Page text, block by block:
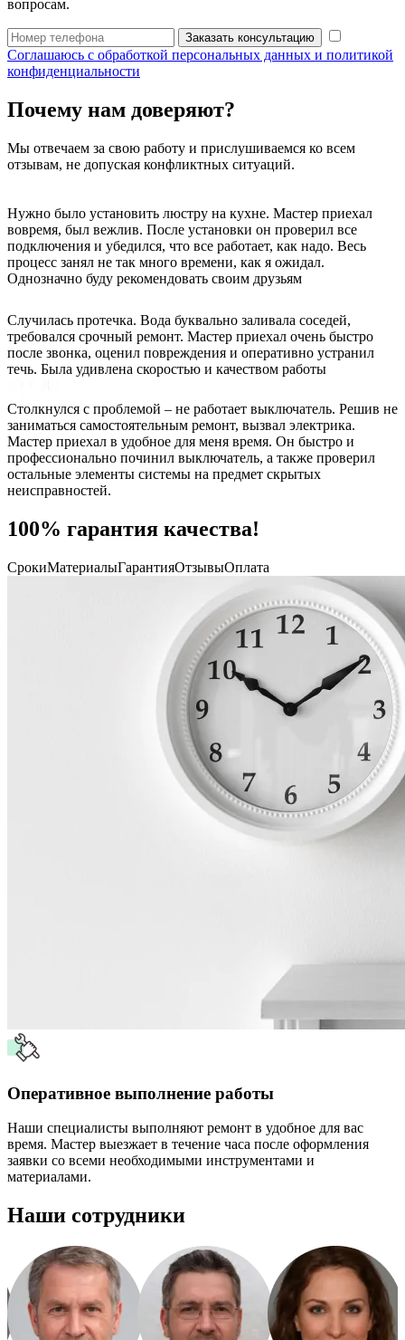
вопросам.
Заказать консультацию
Соглашаюсь с обработкой персональных данных и политикой
конфиденциальности
Почему нам доверяют?
Мы отвечаем за свою работу и прислушиваемся ко всем
отзывам, не допуская конфликтных ситуаций.
Нужно было установить люстру на кухне. Мастер приехал
вовремя, был вежлив. После установки он проверил все
подключения и убедился, что все работает, как надо. Весь
процесс занял не так много времени, как я ожидал.
Однозначно буду рекомендовать своим друзьям
Случилась протечка. Вода буквально заливала соседей,
требовался срочный ремонт. Мастер приехал очень быстро
после звонка, оценил повреждения и оперативно устранил
течь. Была удивлена скоростью и качеством работы
Столкнулся с проблемой – не работает выключатель. Решив не
заниматься самостоятельным ремонт, вызвал электрика.
Мастер приехал в удобное для меня время. Он быстро и
профессионально починил выключатель, а также проверил
остальные элементы системы на предмет скрытых
неисправностей.
100% гарантия качества!
СрокиМатериалыГарантияОтзывыОплата
Оперативное выполнение работы
Наши специалисты выполняют ремонт в удобное для вас
время. Мастер выезжает в течение часа после оформления
заявки со всеми необходимыми инструментами и
материалами.
Наши сотрудники